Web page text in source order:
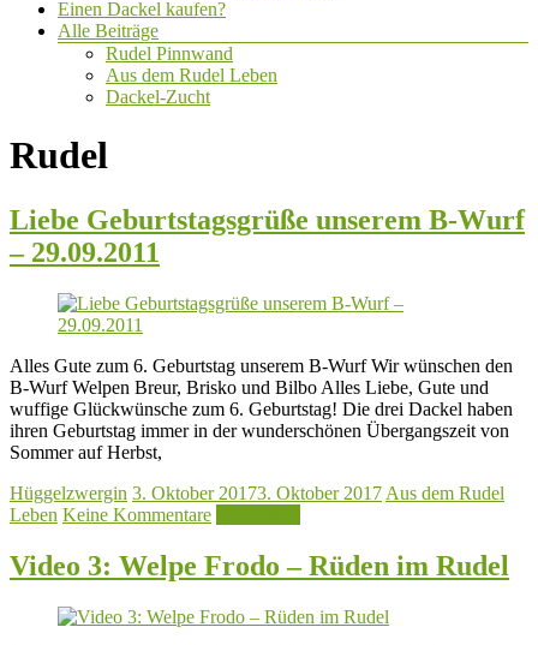
Einen Dackel kaufen?
Alle Beiträge
Rudel Pinnwand
Aus dem Rudel Leben
Dackel-Zucht
Rudel
Liebe Geburtstagsgrüße unserem B-Wurf
– 29.09.2011
Alles Gute zum 6. Geburtstag unserem B-Wurf Wir wünschen den
B-Wurf Welpen Breur, Brisko und Bilbo Alles Liebe, Gute und
wuffige Glückwünsche zum 6. Geburtstag! Die drei Dackel haben
ihren Geburtstag immer in der wunderschönen Übergangszeit von
Sommer auf Herbst,
Hüggelzwergin 3. Oktober 20173. Oktober 2017 Aus dem Rudel
Leben Keine Kommentare
Video 3: Welpe Frodo – Rüden im Rudel